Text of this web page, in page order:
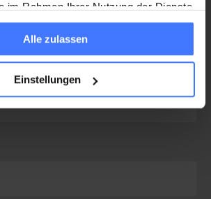
im Rahmen Ihrer Nutzung der Dienste
Alle zulassen
Einstellungen